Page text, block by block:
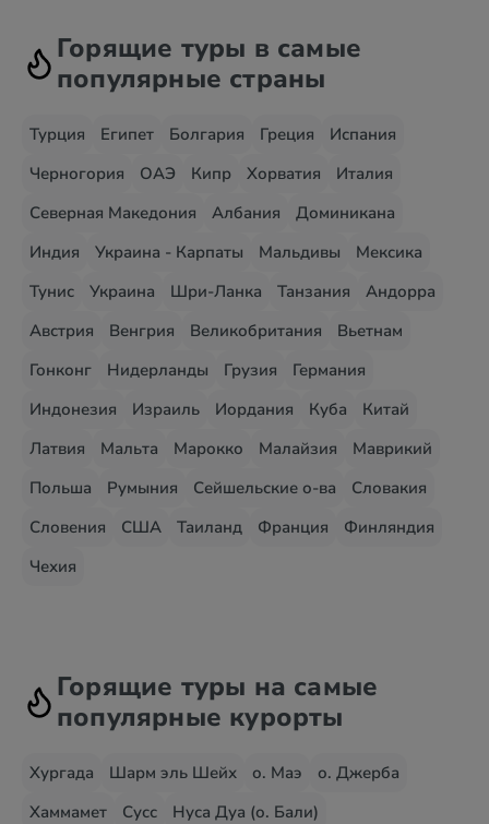
Горящие туры в самые
популярные страны
Турция Египет Болгария Греция
Испания
Черногория
ОАЭ Кипр Хорватия
Италия
Северная Македония
Албания
Доминикана
Индия
Украина - Карпаты Мальдивы
Мексика
Тунис
Украина Шри-Ланка Танзания
Андорра
Австрия
Венгрия Великобритания
Вьетнам
Гонконг
Нидерланды Грузия
Германия
Индонезия
Израиль Иордания Куба
Китай
Латвия
Мальта Марокко Малайзия
Маврикий
Польша
Румыния Сейшельские о-ва
Словакия
Словения
США Таиланд Франция
Финляндия
Чехия
Горящие туры на самые
популярные курорты
Хургада Шарм эль Шейх о. Маэ
о. Джерба
Хаммамет
Сусс
Нуса Дуа (о. Бали)